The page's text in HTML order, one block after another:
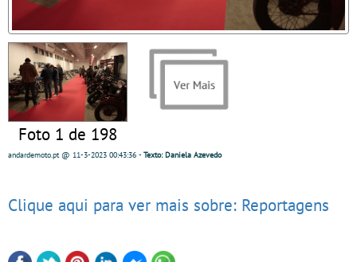
Foto 1 de 198
andardemoto.pt@ 11-3-2023 00:43:36 - Texto: Daniela Azevedo
Clique aqui para ver mais sobre: Reportagens